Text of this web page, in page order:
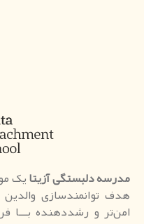
مدرسه دلبستگی آزیتایک
هدف توانمندسازی
امن‌تر و رشددهنده بـــا